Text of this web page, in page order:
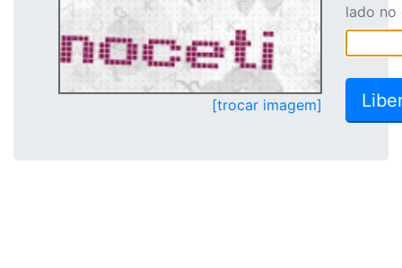
[trocar imagem]
lado no